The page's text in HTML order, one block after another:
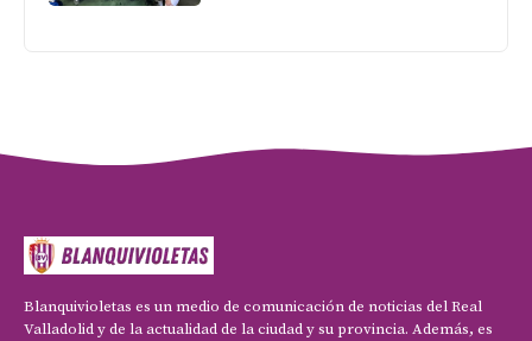
Blanquivioletas es un medio de comunicación de noticias del Real
Valladolid y de la actualidad de la ciudad y su provincia. Además, es